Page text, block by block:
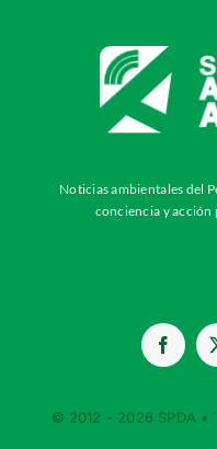
Noticias ambientales del
conciencia y acción
© 2012 - 2026 SPDA •